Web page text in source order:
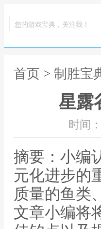
您的游戏宝典，关注我！
首页 > 制胜宝
星露
时间
摘要：小编
元化进步的
质量的鱼类
文章小编将